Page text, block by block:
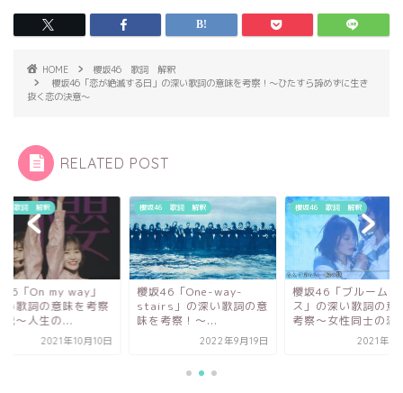
HOME
櫻坂46 歌詞 解釈
櫻坂46「恋が絶滅する日」の深い歌詞の意味を考察！〜ひたすら諦めずに生き
抜く恋の決意～
RELATED POST
歌詞 解釈
46「On my way」
い歌詞の意味を考察
説～人生の...
2021年10月10日
櫻坂46 歌詞 解釈
櫻坂46「One-way-
stairs」の深い歌詞の意
味を考察！〜...
2022年9月19日
櫻坂46 歌詞 解釈
櫻坂46「ブルームー
ス」の深い歌詞の意
考察〜女性同士の恋
2021年9